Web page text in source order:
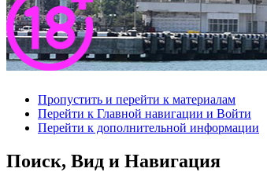
Пропустить и перейти к материалам
Перейти к Главной навигации и Войти
Перейти к дополнительной информации
Поиск, Вид и Навигация